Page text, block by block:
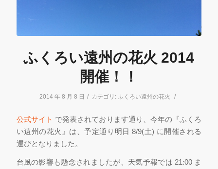
ふくろい遠州の花火 2014
開催！！
2014 年 8 月 8 日 / カテゴリ: ふくろい遠州の花火 /
公式サイト で発表されております通り、今年の『ふくろ
い遠州の花火』は、予定通り明日 8/9(土) に開催される
運びとなりました。
台風の影響も懸念されましたが、天気予報では 21:00 ま